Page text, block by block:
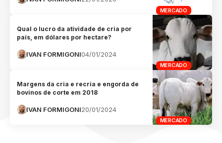
MERCADO
MERCADO
Qual o lucro da atividade de cria por
país, em dólares por hectare?
IVAN FORMIGONI04/01/2024
MERCADO
Margens da cria e recria e engorda de
bovinos de corte em 2018
IVAN FORMIGONI20/01/2024